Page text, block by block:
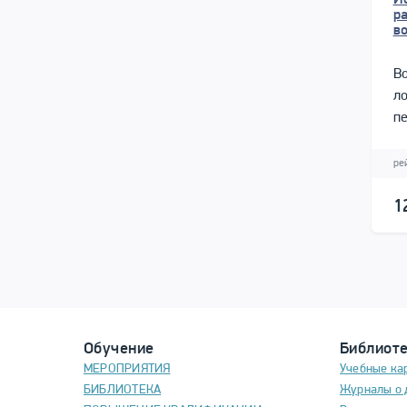
Обучение
МЕРОПРИЯТИЯ
БИБЛИОТЕКА
Учебные
Журналы о